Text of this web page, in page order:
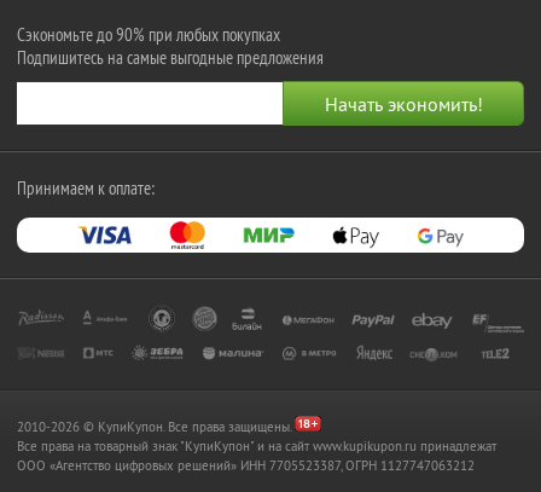
Сэкономьте до 90% при любых покупках
Подпишитесь на самые выгодные предложения
Принимаем к оплате:
2010-2026 © КупиКупон. Все права защищены.
Все права на товарный знак "КупиКупон" и на сайт www.kupikupon.ru принадлежат
OOO «Агентство цифровых решений» ИНН 7705523387, ОГРН 1127747063212